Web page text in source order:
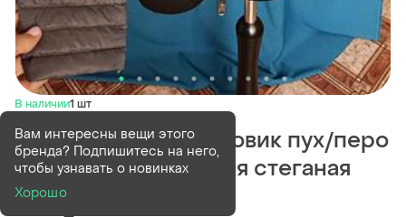
В наличии1 шт
Женская куртка пуховик пух/перо
cecil размер м серая стеганая
куртка
Вам интересны вещи этого
бренда? Подпишитесь на него,
чтобы узнавать о новинках
Хорошо